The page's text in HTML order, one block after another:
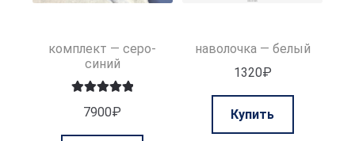
комплект — серо-
синий
7900₽
наволочка — белый
1320₽
Купить